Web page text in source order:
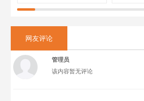
网友评论
管理员
该内容暂无评论